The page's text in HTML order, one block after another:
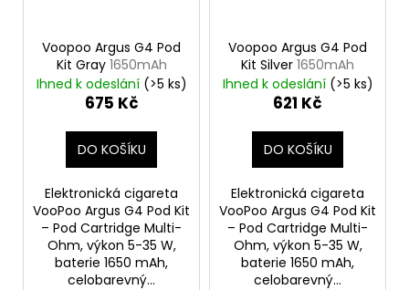
Voopoo Argus G4 Pod
Kit Gray 1650mAh
Ihned k odeslání (>5 ks)
675 Kč
DO KOŠÍKU
Elektronická cigareta
VooPoo Argus G4 Pod Kit
– Pod Cartridge Multi-
Ohm, výkon 5-35 W,
baterie 1650 mAh,
celobarevný...
Voopoo Argus G4 Pod
Kit Silver 1650mAh
Ihned k odeslání (>5 ks)
621 Kč
DO KOŠÍKU
Elektronická cigareta
VooPoo Argus G4 Pod Kit
– Pod Cartridge Multi-
Ohm, výkon 5-35 W,
baterie 1650 mAh,
celobarevný...